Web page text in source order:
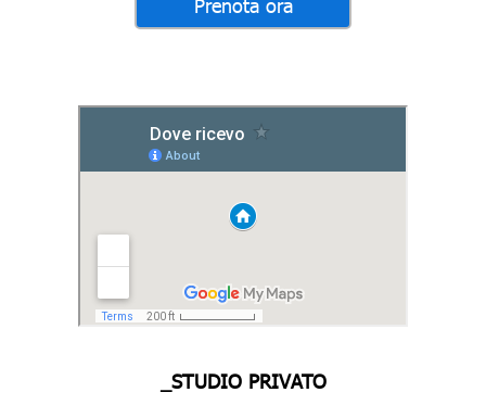
_STUDIO PRIVATO